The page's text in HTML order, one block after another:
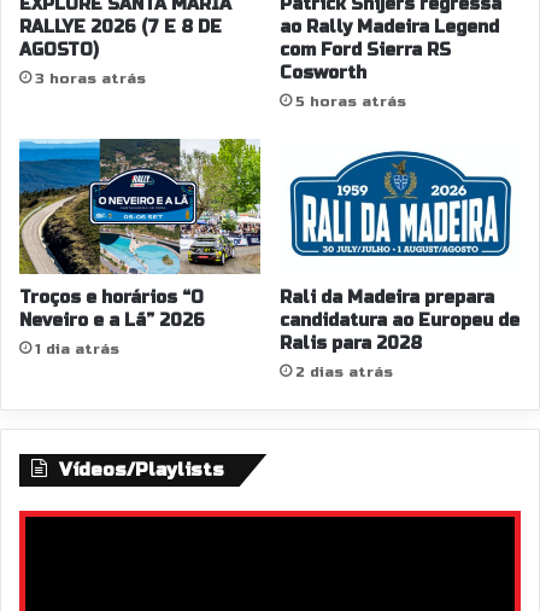
RALLYE 2026 (7 E 8 DE
AGOSTO)
3 horas atrás
ao Rally Madeira Legend
com Ford Sierra RS
Cosworth
5 horas atrás
Troços e horários “O
Neveiro e a Lã” 2026
1 dia atrás
Rali da Madeira prepara
candidatura ao Europeu de
Ralis para 2028
2 dias atrás
Vídeos/Playlists